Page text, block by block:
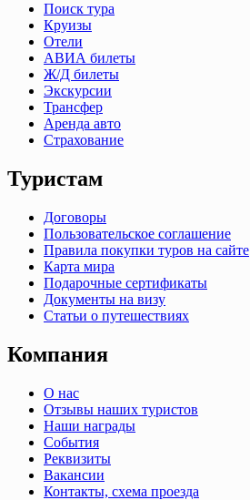
Поиск тура
Круизы
Отели
АВИА билеты
Ж/Д билеты
Экскурсии
Трансфер
Аренда авто
Страхование
Туристам
Договоры
Пользовательское соглашение
Правила покупки туров на сайте
Карта мира
Подарочные сертификаты
Документы на визу
Статьи о путешествиях
Компания
О нас
Отзывы наших туристов
Наши награды
События
Реквизиты
Вакансии
Контакты, схема проезда